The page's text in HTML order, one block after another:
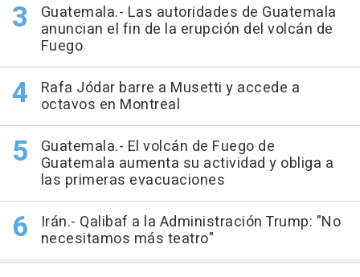
Guatemala.- Las autoridades de Guatemala
anuncian el fin de la erupción del volcán de
Fuego
Rafa Jódar barre a Musetti y accede a
octavos en Montreal
Guatemala.- El volcán de Fuego de
Guatemala aumenta su actividad y obliga a
las primeras evacuaciones
Irán.- Qalibaf a la Administración Trump: "No
necesitamos más teatro"